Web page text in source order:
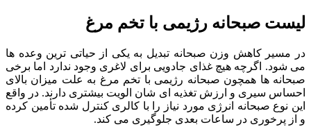
لیست صبحانه رژیمی با تخم مرغ
در مسیر کاهش وزن صبحانه تبدیل به یکی از حیاتی ترین وعده ها
می شود. اگرچه هیچ غذای جادویی برای لاغری وجود ندارد اما برخی
صبحانه ها همچون صبحانه رژیمی با تخم مرغ به علت میزان بالای
احساس سیری و ارزش تغذیه ای شان الویت بیشتری دارند. در واقع
این نوع صبحانه انرژی مورد نیاز را با کالری کنترل شده تأمین کرده
و از پرخوری در ساعات بعدی جلوگیری می کند.